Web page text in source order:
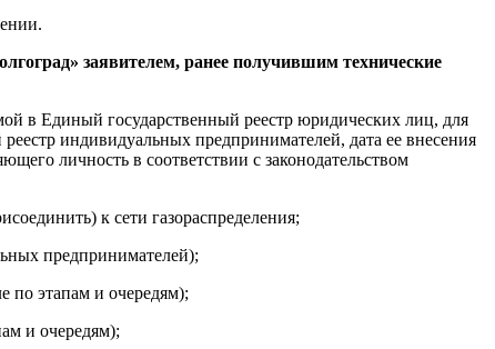
заявителем, ранее получившим технические
в Единый государственный реестр юридических лиц, для
индивидуальных предпринимателей, дата ее внесения
личность в соответствии с законодательством
к сети газораспределения;
предпринимателей);
по этапам и очередям);
и очередям);